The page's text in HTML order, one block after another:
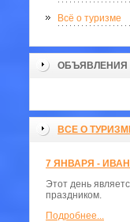
Всё о туризме
ОБЪЯВЛЕНИЯ
ВСЕ О
7 ЯНВАРЯ -
Этот день
праздником.
Подробнее...